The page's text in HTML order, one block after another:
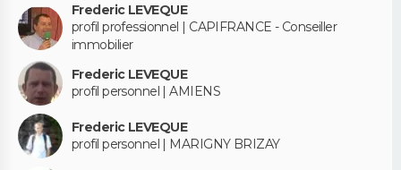
Frederic LEVEQUE
profil professionnel | CAPIFRANCE - Conseiller
immobilier
Frederic LEVEQUE
profil personnel | AMIENS
Frederic LEVEQUE
profil personnel | MARIGNY BRIZAY